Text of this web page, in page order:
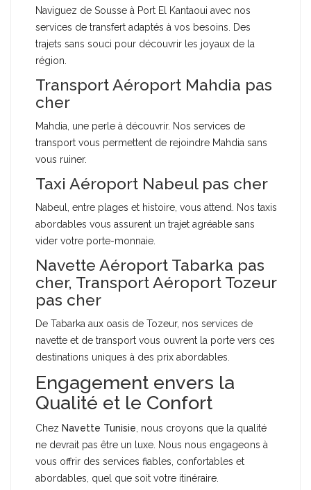
Naviguez de Sousse à Port El Kantaoui avec nos
services de transfert adaptés à vos besoins. Des
trajets sans souci pour découvrir les joyaux de la
région.
Transport Aéroport Mahdia pas
cher
Mahdia, une perle à découvrir. Nos services de
transport vous permettent de rejoindre Mahdia sans
vous ruiner.
Taxi Aéroport Nabeul pas cher
Nabeul, entre plages et histoire, vous attend. Nos taxis
abordables vous assurent un trajet agréable sans
vider votre porte-monnaie.
Navette Aéroport Tabarka pas
cher, Transport Aéroport Tozeur
pas cher
De Tabarka aux oasis de Tozeur, nos services de
navette et de transport vous ouvrent la porte vers ces
destinations uniques à des prix abordables.
Engagement envers la
Qualité et le Confort
Chez Navette Tunisie , nous croyons que la qualité
ne devrait pas être un luxe. Nous nous engageons à
vous offrir des services fiables, confortables et
abordables, quel que soit votre itinéraire.